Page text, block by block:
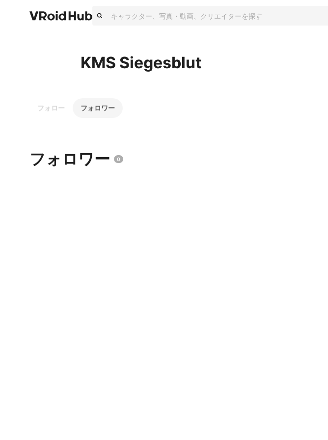
KMS Siegesblut
フォロー フォロワー
フォロワー 0